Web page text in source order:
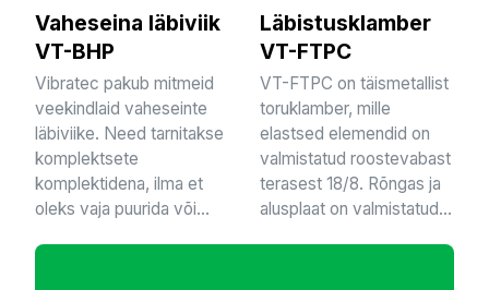
Vaheseina läbiviik
VT-BHP
Vibratec pakub mitmeid
veekindlaid vaheseinte
läbiviike. Need tarnitakse
komplektsete
komplektidena, ilma et
oleks vaja puurida või...
Läbistusklamber
VT-FTPC
VT-FTPC on täismetallist
toruklamber, mille
elastsed elemendid on
valmistatud roostevabast
terasest 18/8. Rõngas ja
alusplaat on valmistatud...